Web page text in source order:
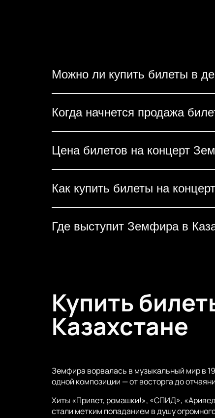
Можно ли купить билеты в
При наличии свободных мест
рекомендуем приобретать
Когда начнется продажа
Продажа билетов на концерт
на предыдущие концерты певицы
Цена билетов на концерт
Цены на билеты зависят от
проверить на интерактивном
Как купить билеты на
Билеты можно приобрести на
схеме зала, заполнить
Где выступит Земфира в
Купить
Казахстане
Земфира ворвалась в музыкальный мир в
одной композиции — от восторга до
Хиты «Привет, ромашки!», «СПИД»,
стали метким попаданием в душу